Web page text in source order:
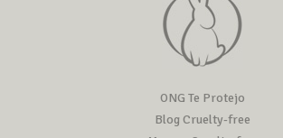
ONG Te Protejo
Blog Cruelty-free